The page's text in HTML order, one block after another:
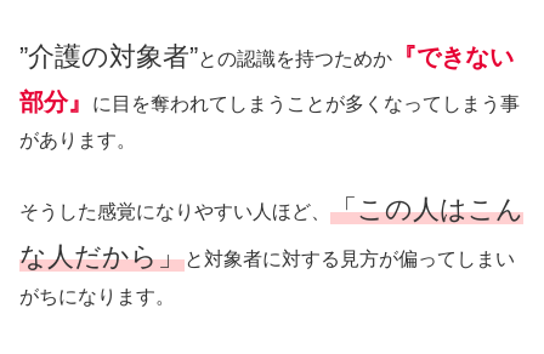
”介護の対象者”との認識を持つためか
『できない
部分』
に目を奪われてしまうことが多くなってしまう事
があります。
そうした感覚になりやすい人ほど、 「この人はこん
な人だから」と対象者に対する見方が偏ってしまい
がちになります。